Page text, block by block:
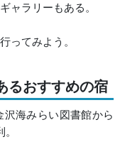
ャラリーもある。
ってみよう。
るおすすめの宿
海みらい図書館から